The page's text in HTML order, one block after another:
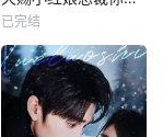
已完结